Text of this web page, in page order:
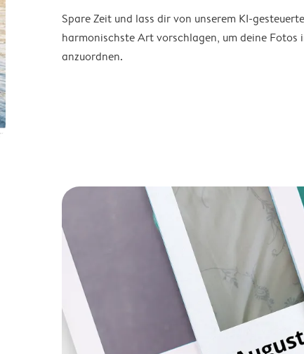
Spare Zeit und lass dir von unserem KI-
harmonischste Art vorschlagen, um deine Fotos
anzuordnen.